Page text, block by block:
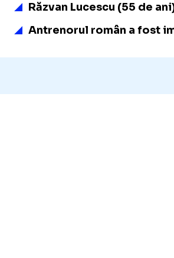
Răzvan Lucescu (55 de
Antrenorul român a fost